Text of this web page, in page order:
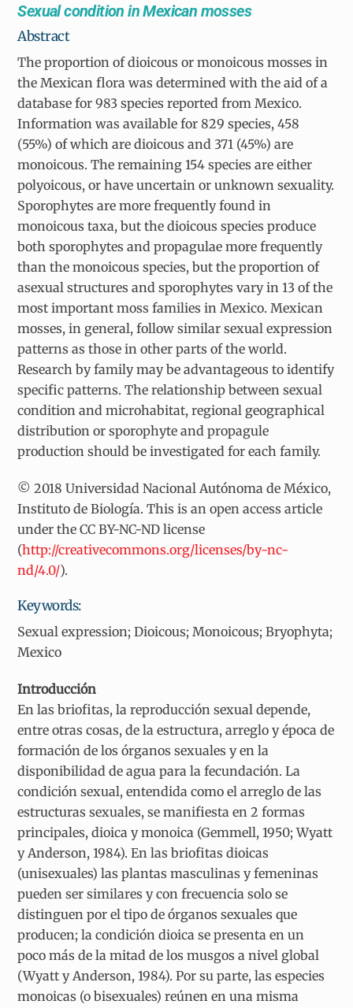
Sexual condition in Mexican mosses
Abstract
The proportion of dioicous or monoicous mosses in
the Mexican flora was determined with the aid of a
database for 983 species reported from Mexico.
Information was available for 829 species, 458
(55%) of which are dioicous and 371 (45%) are
monoicous. The remaining 154 species are either
polyoicous, or have uncertain or unknown sexuality.
Sporophytes are more frequently found in
monoicous taxa, but the dioicous species produce
both sporophytes and propagulae more frequently
than the monoicous species, but the proportion of
asexual structures and sporophytes vary in 13 of the
most important moss families in Mexico. Mexican
mosses, in general, follow similar sexual expression
patterns as those in other parts of the world.
Research by family may be advantageous to identify
specific patterns. The relationship between sexual
condition and microhabitat, regional geographical
distribution or sporophyte and propagule
production should be investigated for each family.
© 2018 Universidad Nacional Autónoma de México,
Instituto de Biología. This is an open access article
under the CC BY-NC-ND license
(http://creativecommons.org/licenses/by-nc-
nd/4.0/).
Keywords:
Sexual expression; Dioicous; Monoicous; Bryophyta;
Mexico
Introducción
En las briofitas, la reproducción sexual depende,
entre otras cosas, de la estructura, arreglo y época de
formación de los órganos sexuales y en la
disponibilidad de agua para la fecundación. La
condición sexual, entendida como el arreglo de las
estructuras sexuales, se manifiesta en 2 formas
principales, dioica y monoica (Gemmell, 1950; Wyatt
y Anderson, 1984). En las briofitas dioicas
(unisexuales) las plantas masculinas y femeninas
pueden ser similares y con frecuencia solo se
distinguen por el tipo de órganos sexuales que
producen; la condición dioica se presenta en un
poco más de la mitad de los musgos a nivel global
(Wyatt y Anderson, 1984). Por su parte, las especies
monoicas (o bisexuales) reúnen en una misma